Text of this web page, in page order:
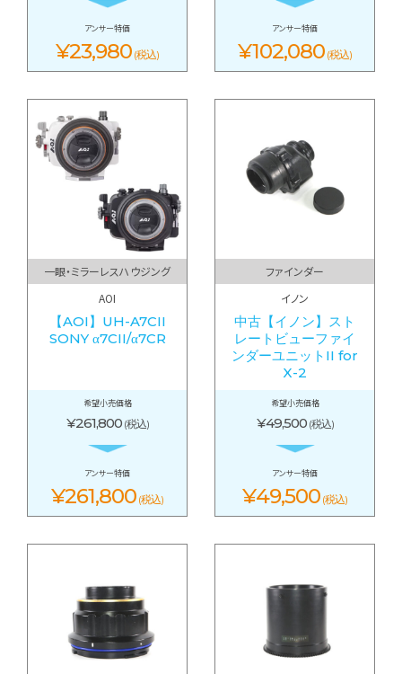
アンサー特価
¥23,980 (税込)
アンサー特価
¥102,080 (税込)
一眼・ミラーレスハウジング
AOI
【AOI】UH-A7CII
SONY α7CII/α7CR
希望小売価格
¥261,800 (税込)
アンサー特価
¥261,800 (税込)
ファインダー
イノン
中古【イノン】スト
レートビューファイ
ンダーユニットII for
X-2
希望小売価格
¥49,500 (税込)
アンサー特価
¥49,500 (税込)